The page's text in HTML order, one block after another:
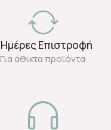
Ημέρες Επιστροφή
Για άθικτα προϊόντα